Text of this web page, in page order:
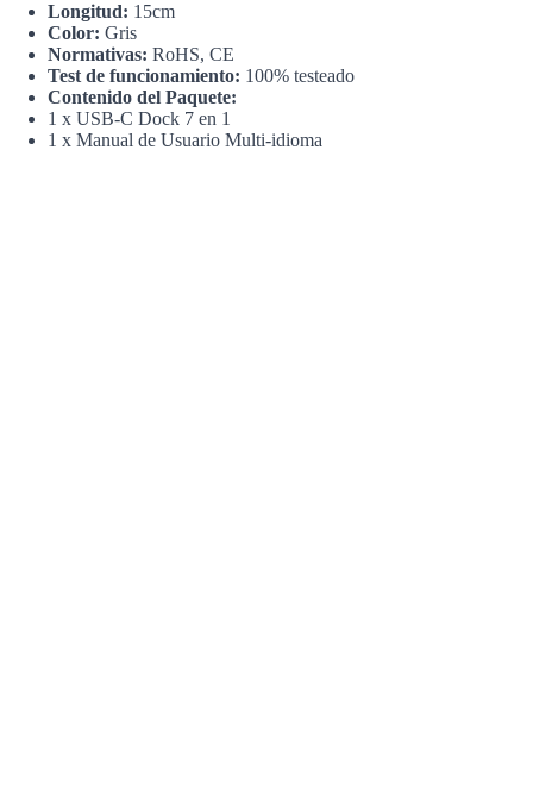
Longitud: 15cm
Color: Gris
Normativas: RoHS, CE
Test de funcionamiento: 100% testeado
Contenido del Paquete:
1 x USB-C Dock 7 en 1
1 x Manual de Usuario Multi-idioma